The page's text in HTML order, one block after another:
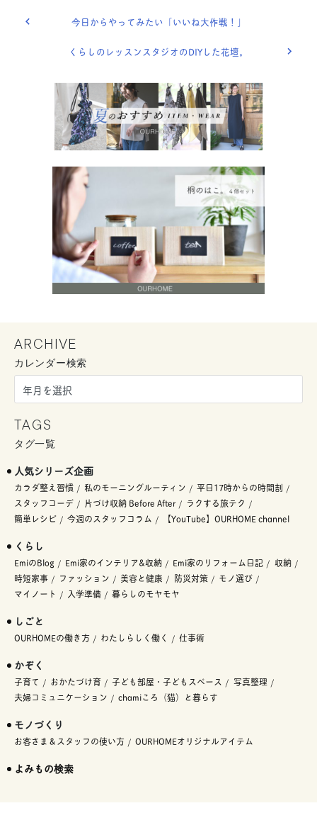
今日からやってみたい「いいね大作戦！」
くらしのレッスンスタジオのDIYした花壇。
ARCHIVE
カレンダー検索
TAGS
タグ一覧
人気シリーズ企画
カラダ整え習慣 私のモーニングルーティン
平日17時からの時間割
スタッフコーデ
片づけ収納 Before After
ラクする旅テク
簡単レシピ
今週のスタッフコラム 【YouTube】OURHOME channel
くらし
EmiのBlog Emi家のインテリア&収納 Emi家のリフォーム日記
収納
時短家事
ファッション 美容と健康 防災対策
モノ選び
マイノート
入学準備 暮らしのモヤモヤ
しごと
OURHOMEの働き方 わたしらしく働く 仕事術
かぞく
子育て おかたづけ育 子ども部屋・子どもスペース
写真整理
夫婦コミュニケーション
chamiころ（猫）と暮らす
モノづくり
お客さま＆スタッフの使い方 OURHOMEオリジナルアイテム
よみもの検索